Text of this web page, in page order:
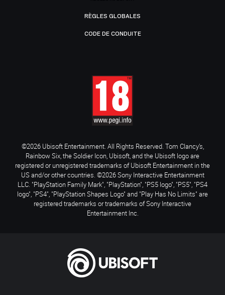
RÈGLES GLOBALES
CODE DE CONDUITE
©2026 Ubisoft Entertainment. All Rights Reserved. Tom Clancy’s,
Rainbow Six, the Soldier Icon, Ubisoft, and the Ubisoft logo are
registered or unregistered trademarks of Ubisoft Entertainment in the
US and/or other countries. ©2026 Sony Interactive Entertainment
LLC. "PlayStation Family Mark", "PlayStation", "PS5 logo", "PS5", "PS4
logo", "PS4", "PlayStation Shapes Logo" and "Play Has No Limits" are
registered trademarks or trademarks of Sony Interactive
Entertainment Inc.